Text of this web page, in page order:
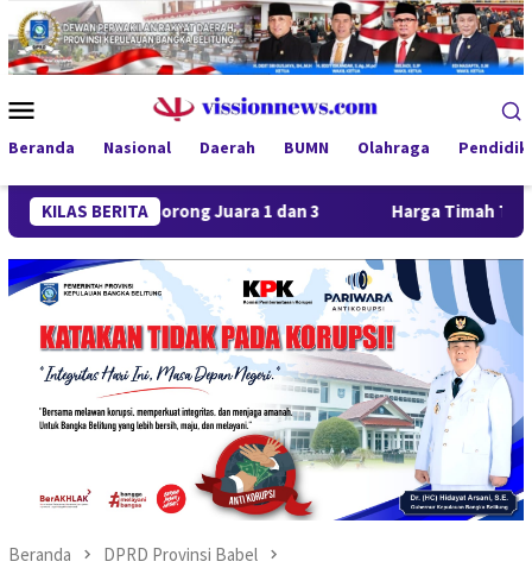
Loncat
ke
konten
Mobile
Beranda Nasional Daerah BUMN Olahraga
KILAS BERITA
Borong Juara 1 dan 3 Harga Timah Turun, Aktivitas
Beranda DPRD Provinsi Babel